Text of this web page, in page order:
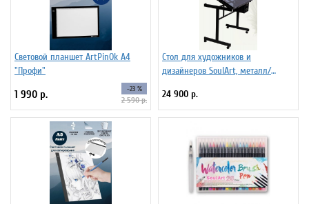
Световой планшет ArtPinOk А4
"Профи"
1 990 р. -23 %
2 590 р.
Стол для художников и
дизайнеров SoulArt, металл/
24 900 р.